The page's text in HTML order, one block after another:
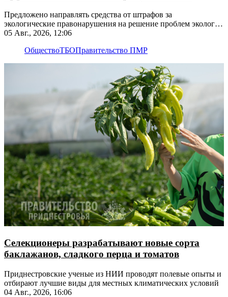
Предложено направлять средства от штрафов за
экологические правонарушения на решение проблем экологии
на этих территориях
05 Авг., 2026, 12:06
ОбществоТБОПравительство ПМР
Селекционеры разрабатывают новые сорта
баклажанов, сладкого перца и томатов
Приднестровские ученые из НИИ проводят полевые опыты и
отбирают лучшие виды для местных климатических условий
04 Авг., 2026, 16:06